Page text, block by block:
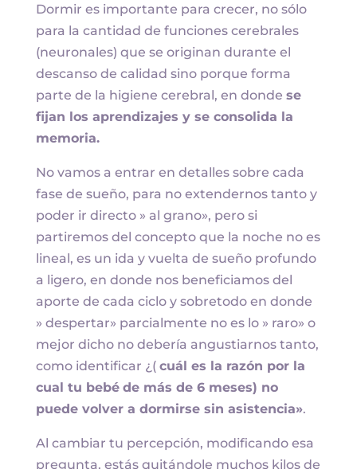
Dormir es importante para crecer, no sólo
para la cantidad de funciones cerebrales
(neuronales) que se originan durante el
descanso de calidad sino porque forma
parte de la higiene cerebral, en donde se
fijan los aprendizajes y se consolida la
memoria.
No vamos a entrar en detalles sobre cada
fase de sueño, para no extendernos tanto y
poder ir directo » al grano», pero si
partiremos del concepto que la noche no es
lineal, es un ida y vuelta de sueño profundo
a ligero, en donde nos beneficiamos del
aporte de cada ciclo y sobretodo en donde
» despertar» parcialmente no es lo » raro» o
mejor dicho no debería angustiarnos tanto,
como identificar ¿( cuál es la razón por la
cual tu bebé de más de 6 meses) no
puede volver a dormirse sin asistencia».
Al cambiar tu percepción, modificando esa
pregunta, estás quitándole muchos kilos de